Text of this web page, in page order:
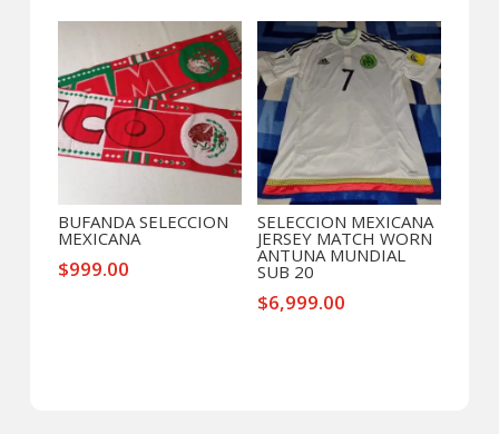
BUFANDA SELECCION
MEXICANA
$999.00
SELECCION MEXICANA
JERSEY MATCH WORN
ANTUNA MUNDIAL
SUB 20
$6,999.00